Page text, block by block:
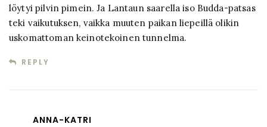
löytyi pilvin pimein. Ja Lantaun saarella iso Budda-patsas
teki vaikutuksen, vaikka muuten paikan liepeillä olikin
uskomattoman keinotekoinen tunnelma.
REPLY
ANNA-KATRI